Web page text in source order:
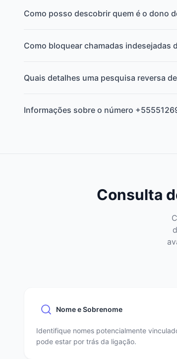
Como posso descobrir quem é o dono
Como bloquear chamadas indesejadas
Quais detalhes uma pesquisa reversa
Informações sobre o número
Consulta
Nome e Sobrenome
Identifique nomes potencialmente
pode estar por trás da ligação.